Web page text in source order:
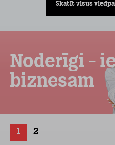
Skatīt visus
Noderīgi -
biznesam
1 2